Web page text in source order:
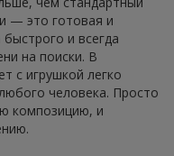
— это готовая и
и всегда
на поиски. В
с игрушкой легко
человека. Просто
композицию, и